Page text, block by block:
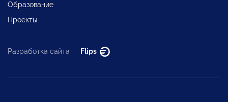
Образование
Проекты
Разработка сайта — Flips